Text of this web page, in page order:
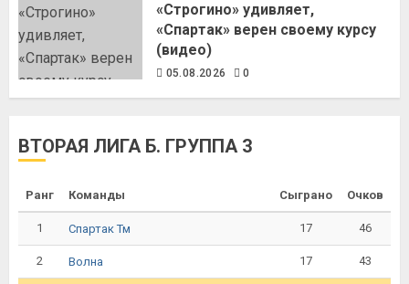
«Строгино» удивляет,
«Спартак» верен своему курсу
(видео)
05.08.2026 0
ВТОРАЯ ЛИГА Б. ГРУППА 3
Ранг Команды Сыграно Очков
1 Спартак Тм 17 46
2 Волна 17 43